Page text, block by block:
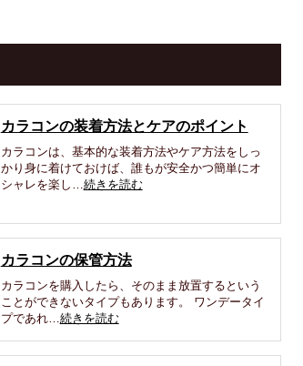
カラコンの装着方法とケアのポイント
カラコンは、基本的な装着方法やケア方法をしっ
かり身に着けておけば、誰もが安全かつ簡単にオ
シャレを楽し…続きを読む
カラコンの保管方法
カラコンを購入したら、そのまま放置するという
ことができないタイプもあります。 ワンデータイ
プであれ…続きを読む